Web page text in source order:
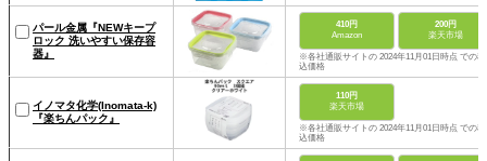
パール金属『NEWキープ
ロック 洗いやすい保存容
器』
410円
Amazon
200円
楽天市場
※各社通販サイトの 2024年11月01日時点 での税
込価格
イノマタ化学(Inomata-k)
『楽ちんパック』
110円
楽天市場
※各社通販サイトの 2024年11月01日時点 での税
込価格